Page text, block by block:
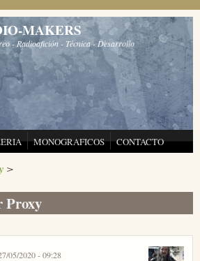
MAKERS
- Radioafición - Técnica - Desarrollo
MONOGRAFICOS CONTACTO
>
Proxy
05/2020 - 09:28